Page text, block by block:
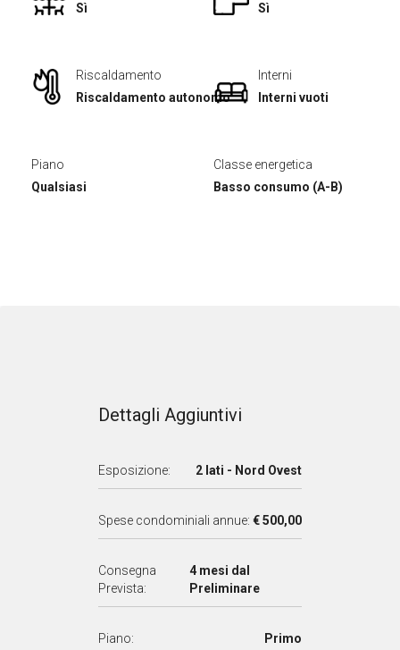
Sì
Sì
Riscaldamento
Riscaldamento autonomo
Interni
Interni vuoti
Piano
Qualsiasi
Classe energetica
Basso consumo (A-B)
Dettagli Aggiuntivi
Esposizione: 2 lati - Nord Ovest
Spese condominiali annue: € 500,00
Consegna
Prevista:
4 mesi dal
Preliminare
Piano: Primo